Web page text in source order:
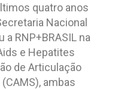
quatro anos
Nacional
RNP+BRASIL na
e Hepatites
de Articulação
ambas